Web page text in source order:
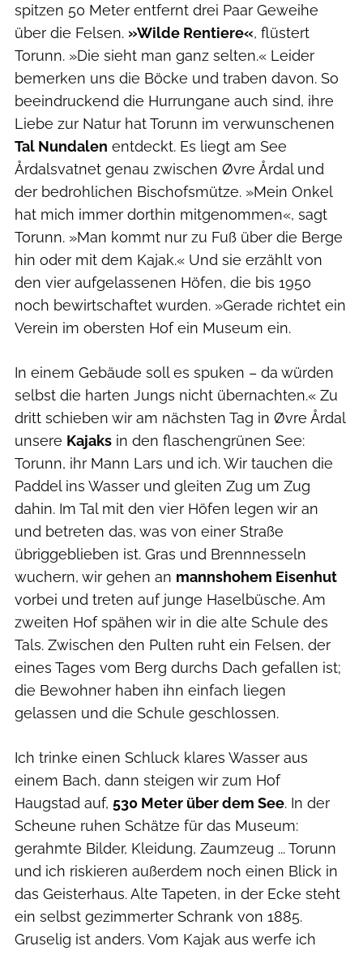
spitzen 50 Meter entfernt drei Paar Geweihe
über die Felsen. »Wilde Rentiere«, flüstert
Torunn. »Die sieht man ganz selten.« Leider
bemerken uns die Böcke und traben davon. So
beeindruckend die Hurrungane auch sind, ihre
Liebe zur Natur hat Torunn im verwunschenen
Tal Nundalen entdeckt. Es liegt am See
Årdalsvatnet genau zwischen Øvre Årdal und
der bedrohlichen Bischofsmütze. »Mein Onkel
hat mich immer dorthin mitgenommen«, sagt
Torunn. »Man kommt nur zu Fuß über die Berge
hin oder mit dem Kajak.« Und sie erzählt von
den vier aufgelassenen Höfen, die bis 1950
noch bewirtschaftet wurden. »Gerade richtet ein
Verein im obersten Hof ein Museum ein.
In einem Gebäude soll es spuken – da würden
selbst die harten Jungs nicht übernachten.« Zu
dritt schieben wir am nächsten Tag in Øvre Årdal
unsere Kajaks in den flaschengrünen See:
Torunn, ihr Mann Lars und ich. Wir tauchen die
Paddel ins Wasser und gleiten Zug um Zug
dahin. Im Tal mit den vier Höfen legen wir an
und betreten das, was von einer Straße
übriggeblieben ist. Gras und Brennnesseln
wuchern, wir gehen an mannshohem Eisenhut
vorbei und treten auf junge Haselbüsche. Am
zweiten Hof spähen wir in die alte Schule des
Tals. Zwischen den Pulten ruht ein Felsen, der
eines Tages vom Berg durchs Dach gefallen ist;
die Bewohner haben ihn einfach liegen
gelassen und die Schule geschlossen.
Ich trinke einen Schluck klares Wasser aus
einem Bach, dann steigen wir zum Hof
Haugstad auf, 530 Meter über dem See. In der
Scheune ruhen Schätze für das Museum:
gerahmte Bilder, Kleidung, Zaumzeug ... Torunn
und ich riskieren außerdem noch einen Blick in
das Geisterhaus. Alte Tapeten, in der Ecke steht
ein selbst gezimmerter Schrank von 1885.
Gruselig ist anders. Vom Kajak aus werfe ich